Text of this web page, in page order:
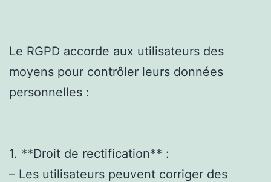
Le RGPD accorde aux utilisateurs des
moyens pour contrôler leurs données
personnelles :
1. **Droit de rectification** :
– Les utilisateurs peuvent corriger des